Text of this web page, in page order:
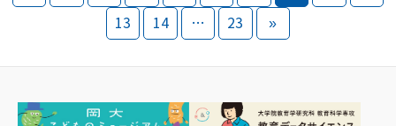
13
14 … 23 »